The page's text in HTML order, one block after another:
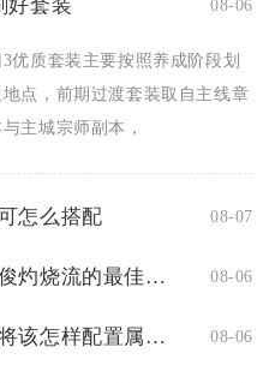
好套装 08-06
优质套装主要按照养成阶段划
点，前期过渡套装取自主线章
主城宗师副本，
怎么搭配 08-07
斗罗大陆什么是马红俊灼烧流的最佳阵容 08-06
我的三国志战略版武将该怎样配置属性点 08-06